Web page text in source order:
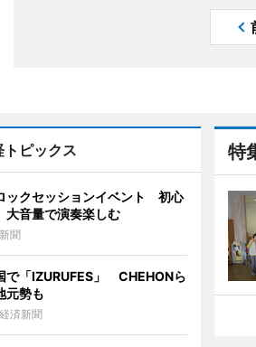
特
トピックス
ックセッションイベント 初心
大音量で演奏楽しむ
聞
で「IZURUFES」 CHEHONら
元勢も
済新聞